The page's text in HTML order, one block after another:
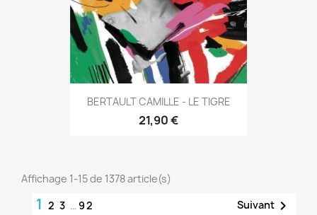
BERTAULT CAMILLE - LE TIGRE
21,90 €
Affichage 1-15 de 1378 article(s)
1 2 3 … 92 Suivant 